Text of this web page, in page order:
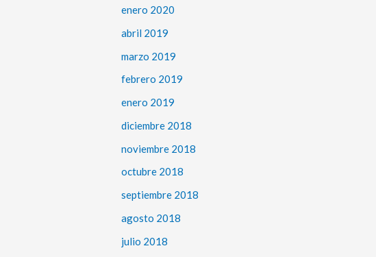
enero 2020
abril 2019
marzo 2019
febrero 2019
enero 2019
diciembre 2018
noviembre 2018
octubre 2018
septiembre 2018
agosto 2018
julio 2018